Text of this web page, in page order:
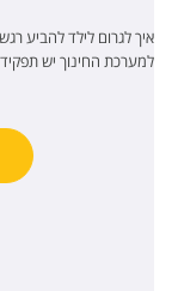
איך לגרום לילד להביע
למערכת החינוך יש